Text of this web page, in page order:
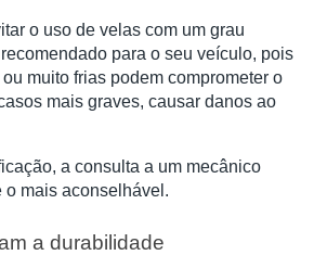
o uso de velas com um grau
para o seu veículo, pois
muito frias podem comprometer o
mais graves, causar danos ao
a consulta a um mecânico
o mais aconselhável.
a durabilidade